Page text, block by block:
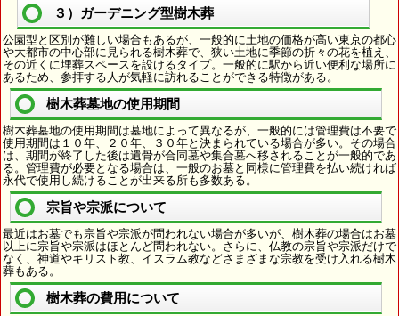
３）ガーデニング型樹木葬
公園型と区別が難しい場合もあるが、一般的に土地の価格が高い東京の都心
や大都市の中心部に見られる樹木葬で、狭い土地に季節の折々の花を植え、
その近くに埋葬スペースを設けるタイプ。一般的に駅から近い便利な場所に
あるため、参拝する人が気軽に訪れることができる特徴がある。
樹木葬墓地の使用期間
樹木葬墓地の使用期間は墓地によって異なるが、一般的には管理費は不要で
使用期間は１０年、２０年、３０年と決まられている場合が多い。その場合
は、期間が終了した後は遺骨が合同墓や集合墓へ移されることが一般的であ
る。管理費が必要となる場合は、一般のお墓と同様に管理費を払い続ければ
永代で使用し続けることが出来る所も多数ある。
宗旨や宗派について
最近はお墓でも宗旨や宗派が問われない場合が多いが、樹木葬の場合はお墓
以上に宗旨や宗派はほとんど問われない。さらに、仏教の宗旨や宗派だけで
なく、神道やキリスト教、イスラム教などさまざまな宗教を受け入れる樹木
葬もある。
樹木葬の費用について